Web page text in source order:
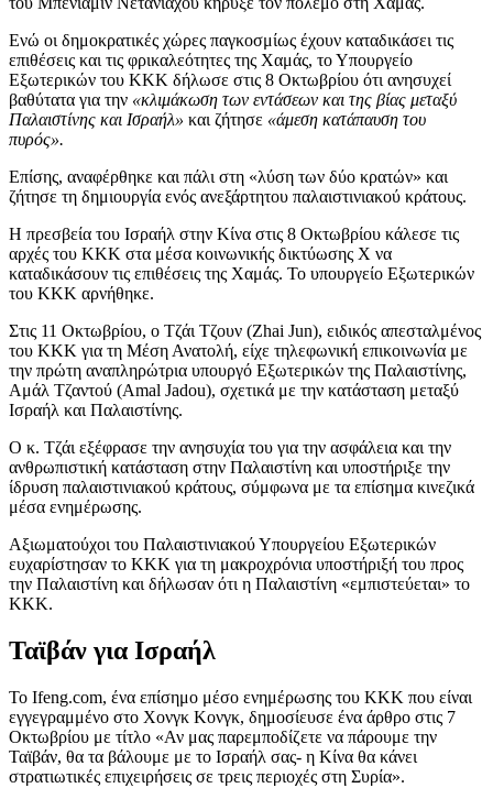
Ενώ οι δημοκρατικές χώρες παγκοσμίως έχουν καταδικάσει τις
επιθέσεις και τις φρικαλεότητες της Χαμάς, το Υπουργείο
Εξωτερικών του ΚΚΚ δήλωσε στις 8 Οκτωβρίου ότι ανησυχεί
βαθύτατα για την «κλιμάκωση των εντάσεων και της βίας μεταξύ
Παλαιστίνης και Ισραήλ» και ζήτησε «άμεση κατάπαυση του
πυρός».
Επίσης, αναφέρθηκε και πάλι στη «λύση των δύο κρατών» και
ζήτησε τη δημιουργία ενός ανεξάρτητου παλαιστινιακού κράτους.
Η πρεσβεία του Ισραήλ στην Κίνα στις 8 Οκτωβρίου κάλεσε τις
αρχές του ΚΚΚ στα μέσα κοινωνικής δικτύωσης Χ να
καταδικάσουν τις επιθέσεις της Χαμάς. Το υπουργείο Εξωτερικών
του ΚΚΚ αρνήθηκε.
Στις 11 Οκτωβρίου, ο Τζάι Τζουν (Zhai Jun), ειδικός απεσταλμένος
του ΚΚΚ για τη Μέση Ανατολή, είχε τηλεφωνική επικοινωνία με
την πρώτη αναπληρώτρια υπουργό Εξωτερικών της Παλαιστίνης,
Αμάλ Τζαντού (Amal Jadou), σχετικά με την κατάσταση μεταξύ
Ισραήλ και Παλαιστίνης.
Ο κ. Τζάι εξέφρασε την ανησυχία του για την ασφάλεια και την
ανθρωπιστική κατάσταση στην Παλαιστίνη και υποστήριξε την
ίδρυση παλαιστινιακού κράτους, σύμφωνα με τα επίσημα κινεζικά
μέσα ενημέρωσης.
Αξιωματούχοι του Παλαιστινιακού Υπουργείου Εξωτερικών
ευχαρίστησαν το ΚΚΚ για τη μακροχρόνια υποστήριξή του προς
την Παλαιστίνη και δήλωσαν ότι η Παλαιστίνη «εμπιστεύεται» το
ΚΚΚ.
Ταϊβάν για Ισραήλ
Το Ifeng.com, ένα επίσημο μέσο ενημέρωσης του ΚΚΚ που είναι
εγγεγραμμένο στο Χονγκ Κονγκ, δημοσίευσε ένα άρθρο στις 7
Οκτωβρίου με τίτλο «Αν μας παρεμποδίζετε να πάρουμε την
Ταϊβάν, θα τα βάλουμε με το Ισραήλ σας- η Κίνα θα κάνει
στρατιωτικές επιχειρήσεις σε τρεις περιοχές στη Συρία».